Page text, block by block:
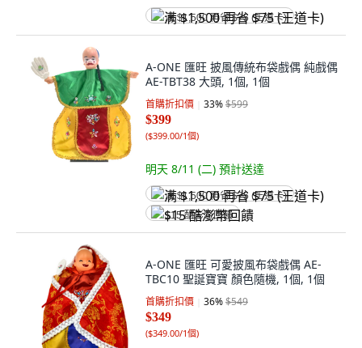
满 $1,500 再省 $75 (王道卡)
A-ONE 匯旺 披風傳統布袋戲偶 純戲偶
AE-TBT38 大頭, 1個, 1個
首購折扣價 33%$599
$399
($399.00/1個)
明天 8/11 (二) 預計送達
满 $1,500 再省 $75 (王道卡)
$15 酷澎幣回饋
A-ONE 匯旺 可愛披風布袋戲偶 AE-
TBC10 聖誕寶寶 顏色隨機, 1個, 1個
首購折扣價 36%$549
$349
($349.00/1個)